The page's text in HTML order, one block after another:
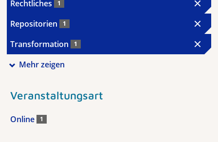
Rechtliches 1
Repositorien 1
Transformation 1
Mehr zeigen
Veranstaltungsart
Online 1